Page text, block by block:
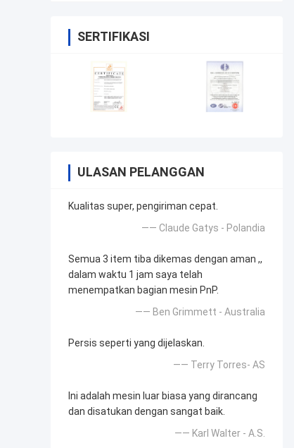
SERTIFIKASI
ULASAN PELANGGAN
Kualitas super, pengiriman cepat.
—— Claude Gatys - Polandia
Semua 3 item tiba dikemas dengan aman ,,
dalam waktu 1 jam saya telah
menempatkan bagian mesin PnP.
—— Ben Grimmett - Australia
Persis seperti yang dijelaskan.
—— Terry Torres- AS
Ini adalah mesin luar biasa yang dirancang
dan disatukan dengan sangat baik.
—— Karl Walter - A.S.